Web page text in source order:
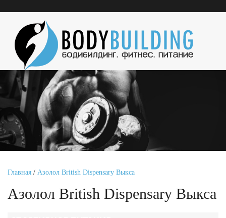
Главная / Азолол British Dispensary Выкса
Азолол British Dispensary Выкса